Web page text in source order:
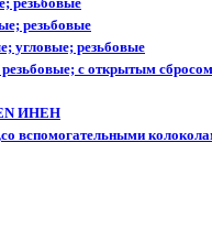
резьбовые
угловые; резьбовые
с открытым
ИНЕН
вспомогательными